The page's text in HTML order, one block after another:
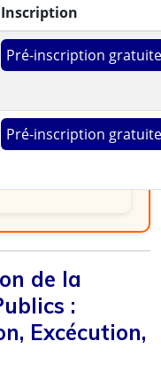
Inscription
Pré-inscription gratuite
Pré-inscription gratuite
de la
:
Excécution,